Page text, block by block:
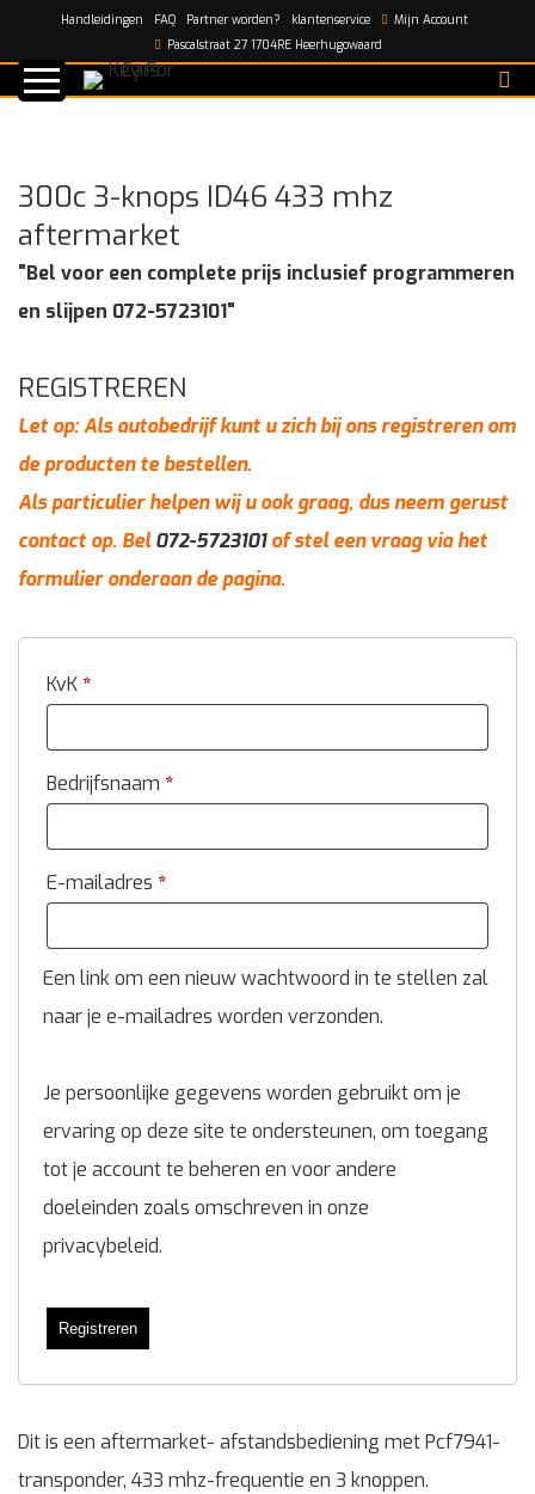
Handleidingen FAQ Partner worden? klantenservice
Mijn Account
Pascalstraat 27 1704RE Heerhugowaard
Home/shop/ 300c 3-knops ID46 433 mhz aftermarket
300c 3-knops ID46 433 mhz
aftermarket
"Bel voor een complete prijs inclusief programmeren
en slijpen 072-5723101"
REGISTREREN
Let op: Als autobedrijf kunt u zich bij ons registreren om
de producten te bestellen.
Als particulier helpen wij u ook graag, dus neem gerust
contact op. Bel072-5723101of stel een vraag via het
formulier onderaan de pagina.
KvK *
Bedrijfsnaam *
E-mailadres *
Een link om een nieuw wachtwoord in te stellen zal
naar je e-mailadres worden verzonden.
Je persoonlijke gegevens worden gebruikt om je
ervaring op deze site te ondersteunen, om toegang
tot je account te beheren en voor andere
doeleinden zoals omschreven in onze
privacybeleid.
Registreren
Dit is een aftermarket- afstandsbediening met Pcf7941-
transponder, 433 mhz-frequentie en 3 knoppen.